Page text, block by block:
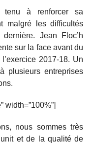
tenu à renforcer sa
malgré les difficultés
Jean Floc’h
sur la face avant du
2017-18. Un
plusieurs entreprises
width=”100%”]
nous sommes très
et de la qualité de